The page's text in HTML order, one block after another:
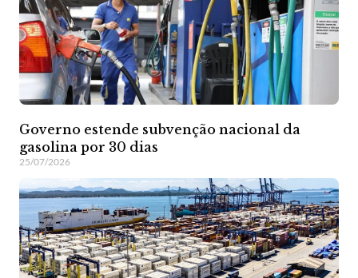
Governo estende subvenção nacional da
gasolina por 30 dias
25/07/2026